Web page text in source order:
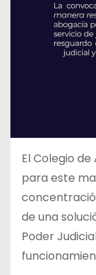
El Colegio
para este
de una
Poder